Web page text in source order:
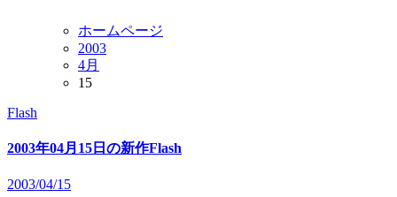
ホームページ
2003
4月
15
Flash
2003年04月15日の新作Flash
2003/04/15